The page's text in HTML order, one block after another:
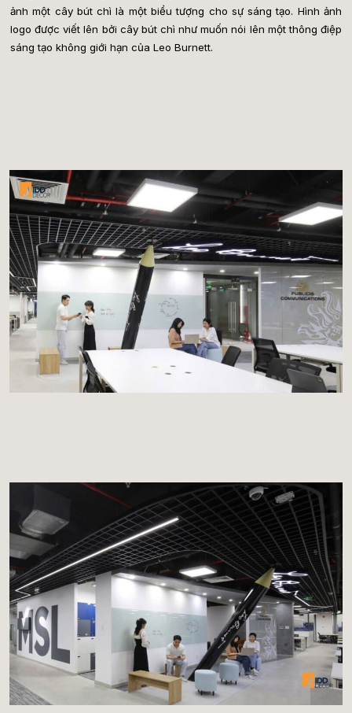
ảnhmột cây bút chì là một biểu tượng cho sự sáng tạo. Hình ảnh
logo được viết lên bởi cây bút chì như muốn nói lên một thông điệp
sáng tạo không giới hạn của Leo Burnett.